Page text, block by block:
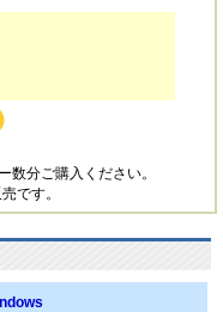
分ご購入ください。
です。